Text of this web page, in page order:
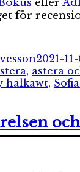
eller
för
2021-
, astera
halkawt,